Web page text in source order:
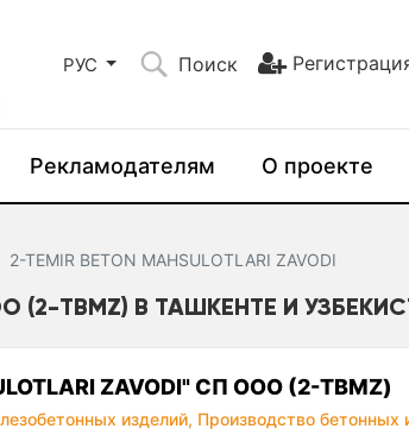
РУС Поиск
Рекламодателям О проекте
2-TEMIR BETON MAHSULOTLARI ZAVODI
(2-TBMZ) В ТАШКЕНТЕ И
ZAVODI" СП ООО (2-TBMZ)
изделий, Производство бетонных